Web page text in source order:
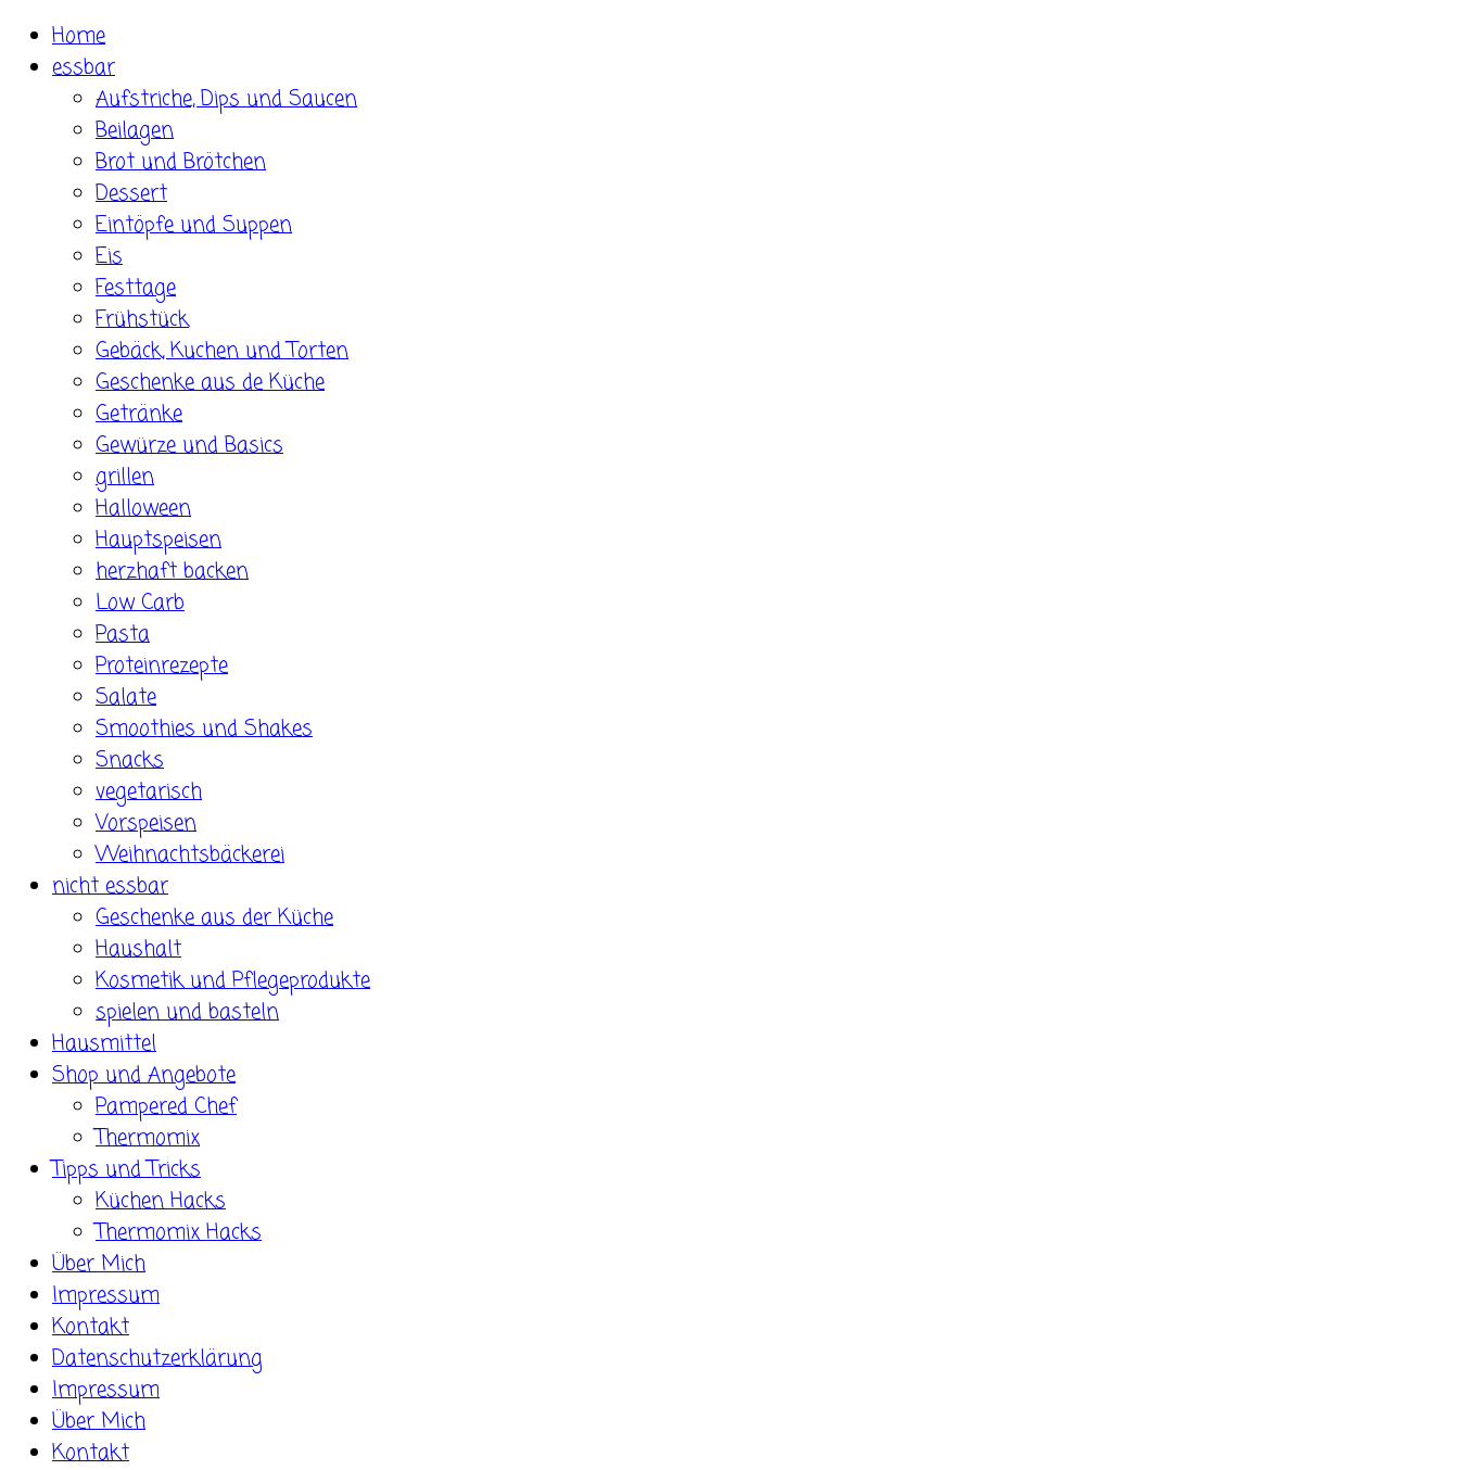
Skip
content
Home
essbar
Aufstriche, Dips und Saucen
Beilagen
Brot und Brötchen
Dessert
Eintöpfe und Suppen
Eis
Festtage
Frühstück
Gebäck, Kuchen und Torten
Geschenke aus de Küche
Getränke
Gewürze und Basics
grillen
Halloween
Hauptspeisen
herzhaft backen
Low Carb
Pasta
Proteinrezepte
Salate
Smoothies und Shakes
Snacks
vegetarisch
Vorspeisen
Weihnachtsbäckerei
nicht essbar
Geschenke aus der Küche
Haushalt
Kosmetik und Pflegeprodukte
spielen und basteln
Hausmittel
Shop und Angebote
Pampered Chef
Thermomix
Tipps und Tricks
Küchen Hacks
Thermomix Hacks
Über Mich
Impressum
Kontakt
Datenschutzerklärung
Impressum
Über Mich
Kontakt